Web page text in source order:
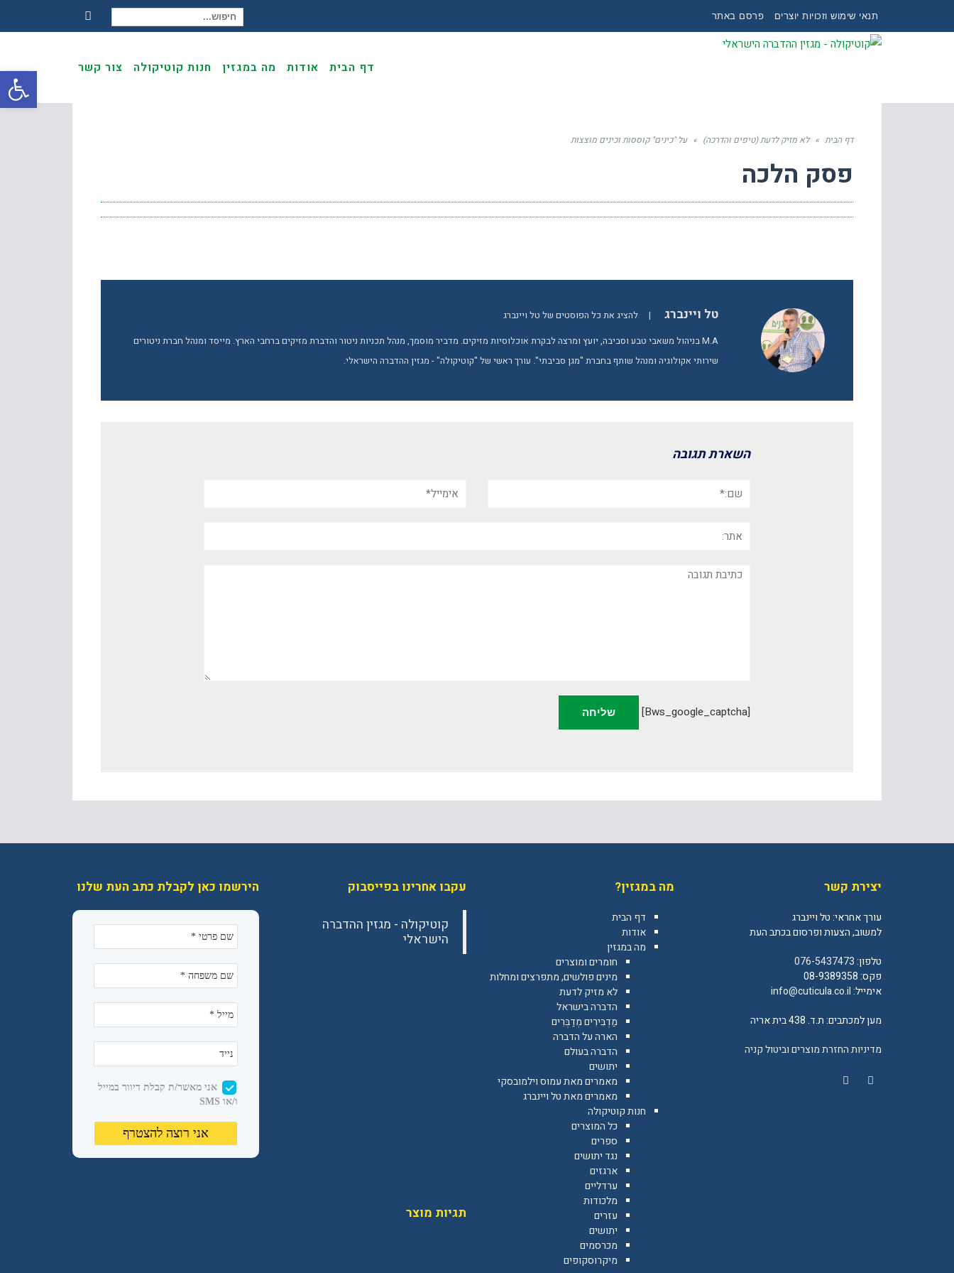
תנאי שימוש וזכויות יוצרים פרסם באתר
חיפוש עבור:
Facebook
דף הבית אודות מה במגזין חנות קוטיקולה צור קשר
דף הבית » לא מזיק לדעת (טיפים והדרכה) » על "כינים" קוססות וכינים מוצצות
פסק הלכה
טל ויינברג |
להציג את כל הפוסטים של טל ויינברג
M.A בניהול משאבי טבע וסביבה, יועץ ומרצה לבקרת אוכלוסיות מזיקים. מדביר מוסמך, מנהל תכניות ניטור והדברת מזיקים ברחבי הארץ. מייסד ומנהל חברת ניטורים
שירותי אקולוגיה ומנהל שותף בחברת "מגן סביבתי". עורך ראשי של "קוטיקולה" - מגזין ההדברה הישראלי.
השארת תגובה
תגובה
[bws_google_captcha]
יצירת קשר
עורך אחראי: טל ויינברג
למשוב, הצעות ופרסום בכתב העת
טלפון:076-5437473
פקס: 08-9389358
אימייל:info@cuticula.co.il
מען למכתבים: ת.ד. 438 בית אריה
מדיניות החזרת מוצרים וביטול קניה
מה במגזין?
דף הבית
אודות
מה במגזין
חומרים ומוצרים
מינים פולשים, מתפרצים ומחלות
לא מזיק לדעת
הדברה בישראל
מַדְבִּירִים מְדַבְּרִים
הארה על הדברה
הדברה בעולם
יתושים
מאמרים מאת עמוס וילמובסקי
מאמרים מאת טל ויינברג
חנות קוטיקולה
כל המוצרים
ספרים
נגד יתושים
ארגזים
ערדליים
מלכודות
עזרים
יתושים
מכרסמים
מיקרוסקופים
עקבו אחרינו בפייסבוק
‎קוטיקולה - מגזין ההדברה
הישראלי‎
הירשמו כאן לקבלת כתב העת שלנו
תגיות מוצר